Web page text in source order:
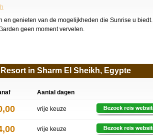
en genieten van de mogelijkheden die Sunrise u biedt.
geen moment vervelen.
in Sharm El Sheikh, Egypte
Aantal dagen
vrije keuze
vrije keuze